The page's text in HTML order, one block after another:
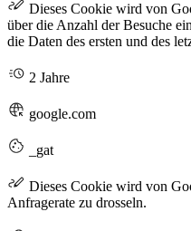
Dieses Cookie wird von
über die Anzahl der Besuche
die Daten des ersten und des
2 Jahre
google.com
_gat
Dieses Cookie wird von
Anfragerate zu drosseln.